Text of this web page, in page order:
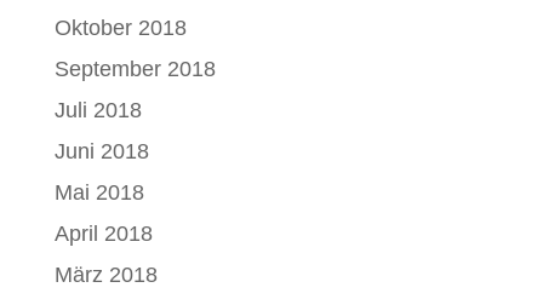
Oktober 2018
September 2018
Juli 2018
Juni 2018
Mai 2018
April 2018
März 2018